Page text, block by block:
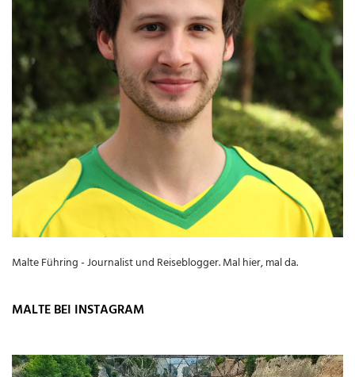
Malte Führing - Journalist und Reiseblogger. Mal hier, mal da.
MALTE BEI INSTAGRAM